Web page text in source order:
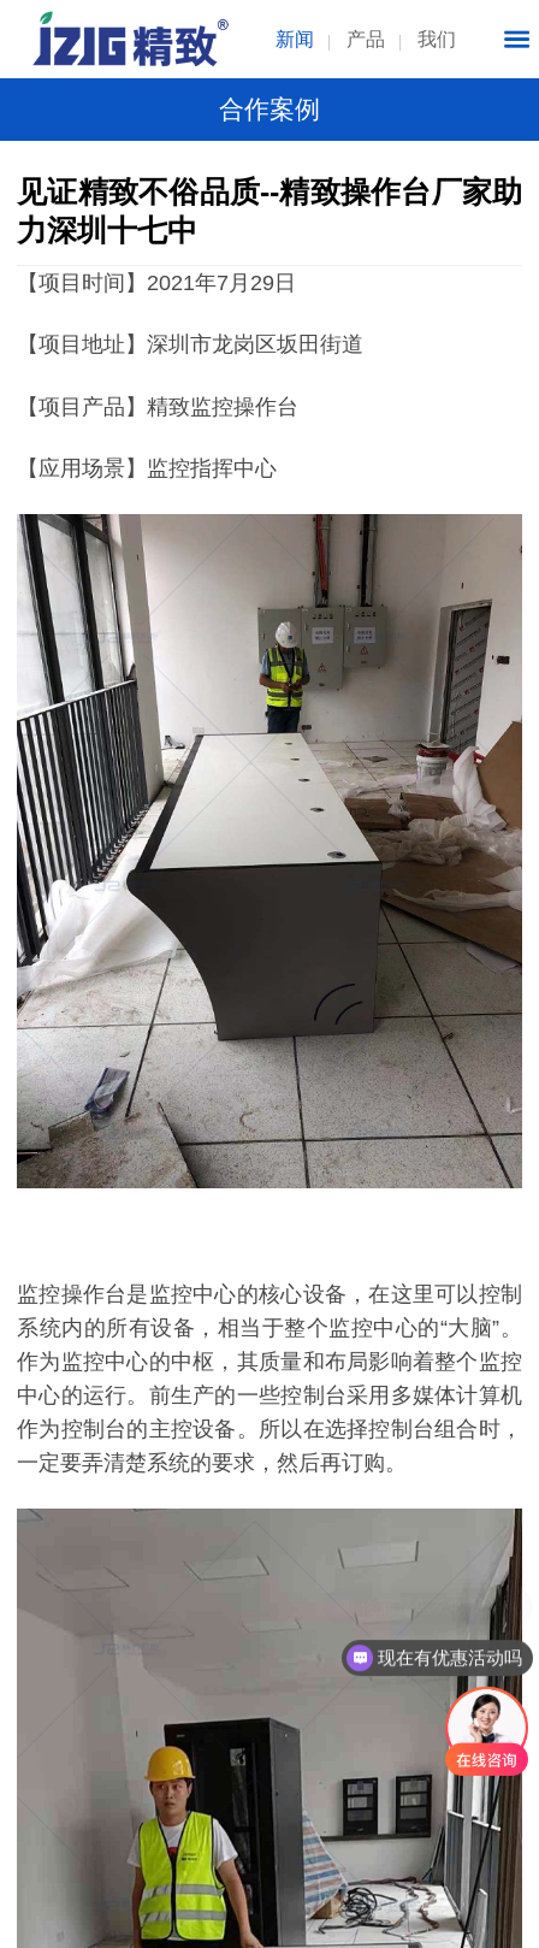
新闻 产品 我们
合作案例
见证精致不俗品质--精致操作台厂家助
力深圳十七中
【项目时间】2021年7月29日
【项目地址】深圳市龙岗区坂田街道
【项目产品】精致监控操作台
【应用场景】监控指挥中心
监控操作台是监控中心的核心设备，在这里可以控制
系统内的所有设备， 相当于整个监控中心的“大脑”。
作为监控中心的中枢，其质量和布局影响着整个监控
中心的运行。 前生产的一些控制台采用多媒体计算机
作为控制台的主控设备。所以在选择控制台组合时，
一定要弄清楚系统的要求，然后再订购。
现在有优惠活动吗